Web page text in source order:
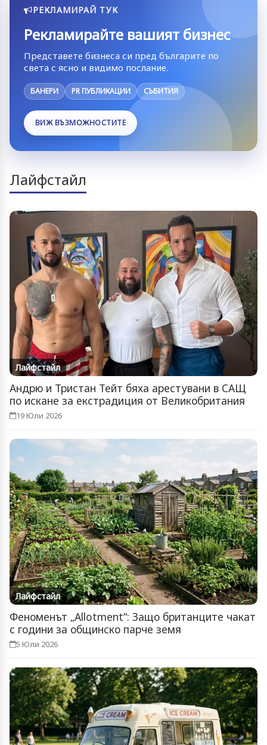
РЕКЛАМИРАЙ ТУК
Рекламирайте вашият бизнес
Представете бизнеса си пред българите по
света с ясно и видимо послание.
БАНЕРИ PR ПУБЛИКАЦИИ СЪБИТИЯ
ВИЖ ВЪЗМОЖНОСТИТЕ
Лайфстайл
Лайфстайл
Андрю и Тристан Тейт бяха арестувани в САЩ
по искане за екстрадиция от Великобритания
19 Юли 2026
Лайфстайл
Феноменът „Allotment“: Защо британците чакат
с години за общинско парче земя
5 Юли 2026